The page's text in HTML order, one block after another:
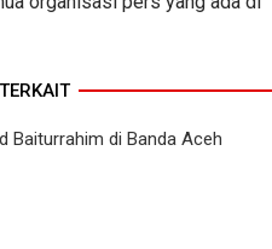
Baiturrahim di Banda Aceh